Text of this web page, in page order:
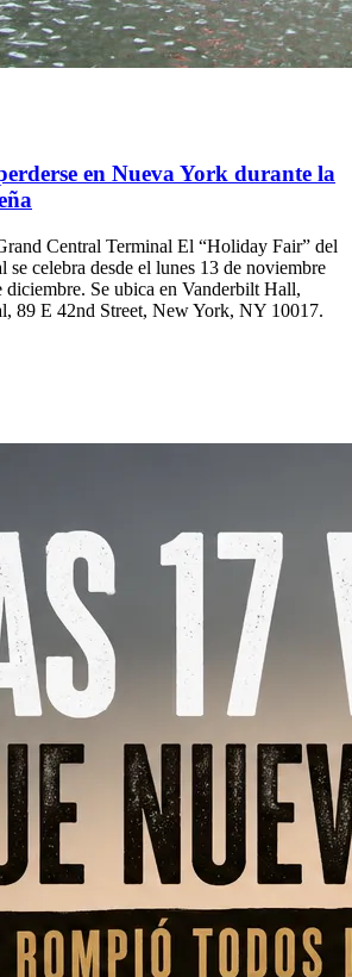
en Nueva York durante la
Central Terminal El “Holiday Fair” del
se celebra desde el lunes 13 de noviembre
diciembre. Se ubica en Vanderbilt Hall,
89 E 42nd Street, New York, NY 10017.